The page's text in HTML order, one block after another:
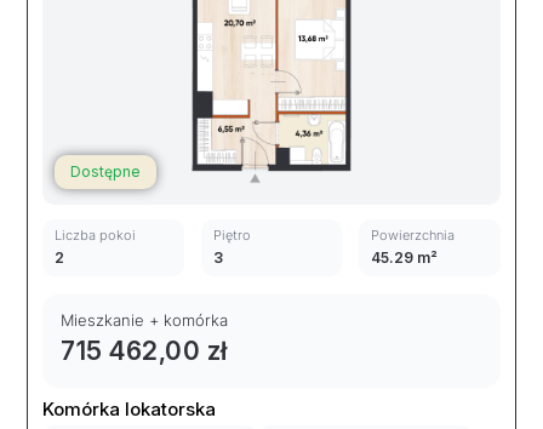
Dostępne
Liczba pokoi
2
Piętro
3
Powierzchnia
45.29 m²
Mieszkanie + komórka
715 462,00 zł
Komórka lokatorska